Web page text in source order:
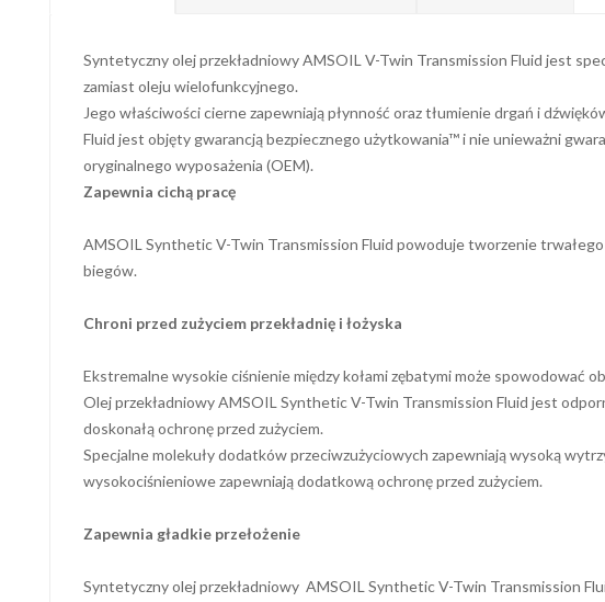
Syntetyczny olej przekładniowy AMSOIL V-Twin Transmission Fluid jest
zamiast oleju wielofunkcyjnego.
Jego właściwości cierne zapewniają płynność oraz tłumienie drgań i
Fluid jest objęty gwarancją bezpiecznego użytkowania™ i nie unieważni
oryginalnego wyposażenia (OEM).
Zapewnia cichą pracę
AMSOIL Synthetic V-Twin Transmission Fluid powoduje tworzenie trwałego
biegów.
Chroni przed zużyciem przekładnię i łożyska
Ekstremalne wysokie ciśnienie między kołami zębatymi może spowodować
Olej przekładniowy AMSOIL Synthetic V-Twin Transmission Fluid jest
doskonałą ochronę przed zużyciem.
Specjalne molekuły dodatków przeciwzużyciowych zapewniają wysoką
wysokociśnieniowe zapewniają dodatkową ochronę przed zużyciem.
Zapewnia gładkie przełożenie
Syntetyczny olej przekładniowy AMSOIL Synthetic V-Twin Transmission